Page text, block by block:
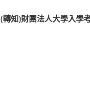
(轉知)財團法人大學入學